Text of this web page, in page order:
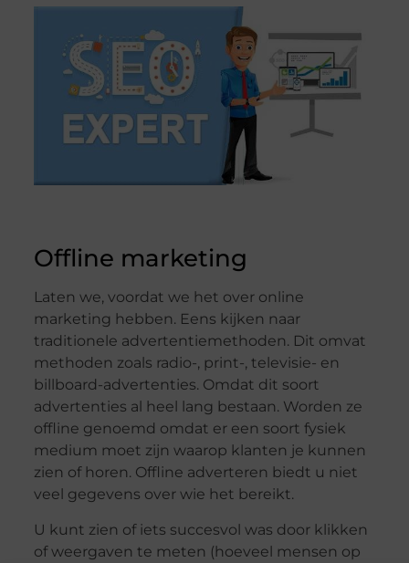
Offline marketing
Laten we, voordat we het over online
marketing hebben. Eens kijken naar
traditionele advertentiemethoden. Dit omvat
methoden zoals radio-, print-, televisie- en
billboard-advertenties. Omdat dit soort
advertenties al heel lang bestaan. Worden ze
offline genoemd omdat er een soort fysiek
medium moet zijn waarop klanten je kunnen
zien of horen. Offline adverteren biedt u niet
veel gegevens over wie het bereikt.
U kunt zien of iets succesvol was door klikken
of weergaven te meten (hoeveel mensen op